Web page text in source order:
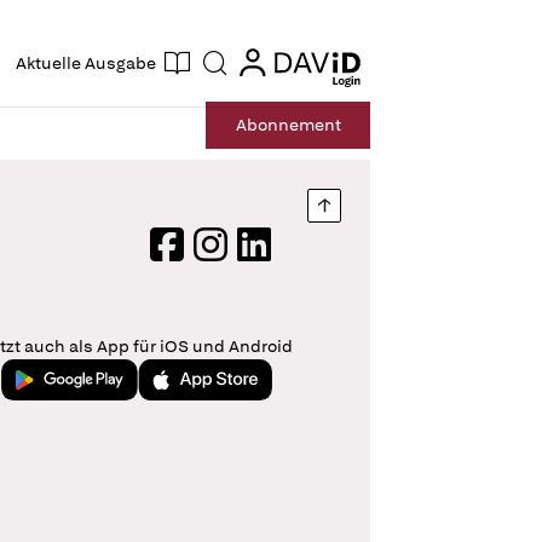
Aktuelle Ausgabe Suche login
login
Abonnement
Nach oben springen
FacebookInstagram
LinkedIn
auch als App für iOS und Android
Jetzt bei Google PlayLaden im App Store